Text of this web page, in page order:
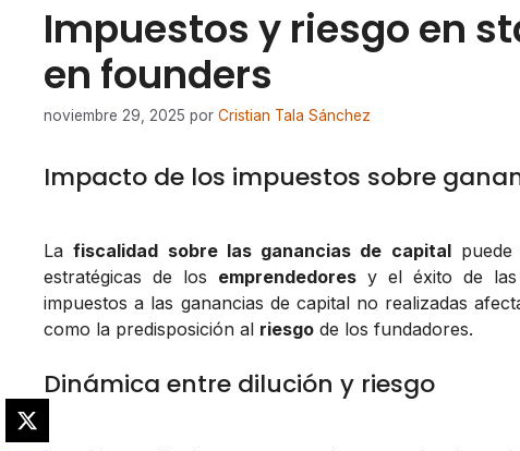
Impuestos y riesgo en
en founders
noviembre 29, 2025 por Cristian Tala Sánchez
Impacto de los impuestos sobre
Lafiscalidad sobre las ganancias de capitalpuede
estratégicas de los emprendedores y el éxito de las
impuestos a las ganancias de capital no realizadas
como la predisposición al riesgo de los fundadores.
Dinámica entre dilución y riesgo